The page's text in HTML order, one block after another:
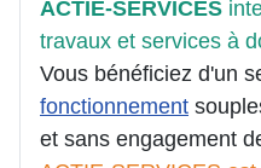
ACTIE-SERVICES
travaux et services à
Vous bénéficiez d'un
fonctionnement
et sans engagement